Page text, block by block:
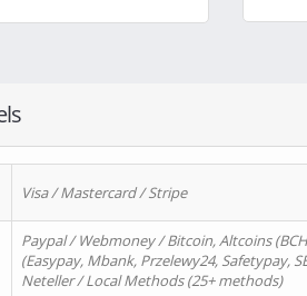
Visa / Mastercard / Stripe
Paypal / Webmoney / Bitcoin, Altcoins (BCH,
(Easypay, Mbank, Przelewy24, Safetypay,
Neteller / Local Methods (25+ methods)